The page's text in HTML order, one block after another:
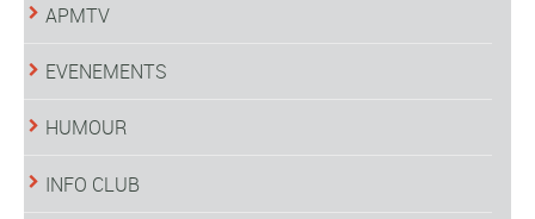
APMTV
EVENEMENTS
HUMOUR
INFO CLUB